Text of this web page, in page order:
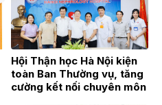
Hội Thận học Hà Nội kiện
toàn Ban Thường vụ, tăng
cường kết nối chuyên môn